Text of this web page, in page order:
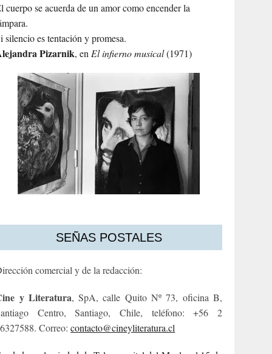
cuerpo se acuerda de un amor como encender la
silencio es tentación y promesa.
Pizarnik, enEl infierno musical(1971)
SEÑAS POSTALES
comercial y de la redacción:
y Literatura, SpA, calle Quito Nº 73, oficina B,
Centro, Santiago, Chile, teléfono: +56 2
Correo:contacto@cineyliteratura.cl